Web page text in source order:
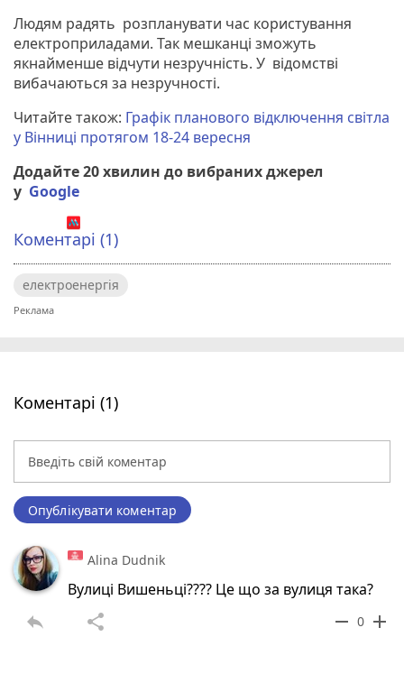
Людям радять розпланувати час користування
електроприладами. Так мешканці зможуть
якнайменше відчути незручність. У відомстві
вибачаються за незручності.
Читайте також: Графік планового відключення світла
у Вінниці протягом 18-24 вересня
Додайте 20 хвилин до вибраних джерел
у Google
Коментарі (1)
електроенергія
Коментарі (1)
Опублікувати коментар
Alina Dudnik
Вулиці Вишеньці???? Це що за вулиця така?
reply share remove 0 add